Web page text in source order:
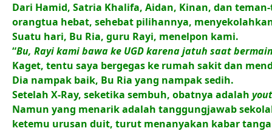
Dari Hamid, Satria Khalifa, Aidan, Kinan, dan
orangtua hebat, sehebat pilihannya,
Suatu hari, Bu Ria, guru Rayi, menelpon kami.
“Bu, Rayi kami bawa ke UGD karena jatuh saat
Kaget, tentu saya bergegas ke rumah sakit dan
Dia nampak baik, Bu Ria yang nampak sedih.
Setelah X-Ray, seketika sembuh, obatnya adalah
Namun yang menarik adalah tanggungjawab
ketemu urusan duit, turut menanyakan kabar